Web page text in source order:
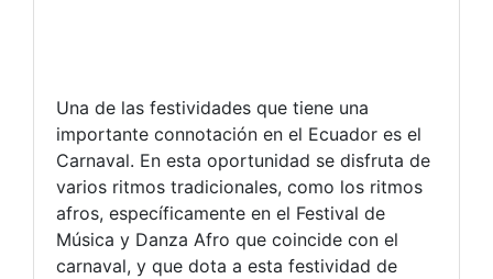
Una de las festividades que tiene una
importante connotación en el Ecuador es el
Carnaval. En esta oportunidad se disfruta de
varios ritmos tradicionales, como los ritmos
afros, específicamente en el Festival de
Música y Danza Afro que coincide con el
carnaval, y que dota a esta festividad de